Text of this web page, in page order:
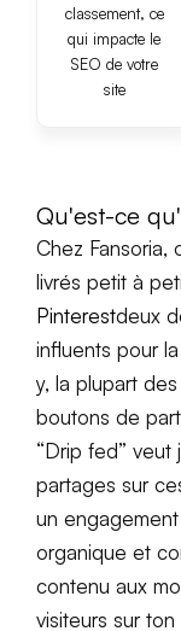
classement, ce
qui impacte le
SEO de votre
site
Qu'est-ce
Chez Fansoria,
livrés petit à
Pinterestdeux
influents pour
y, la plupart
boutons de
“Drip fed” veut
partages sur
un
organique et
contenu aux
visiteurs sur ton